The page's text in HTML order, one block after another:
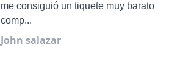
me consiguió un tiquete muy barato
comp...
John salazar